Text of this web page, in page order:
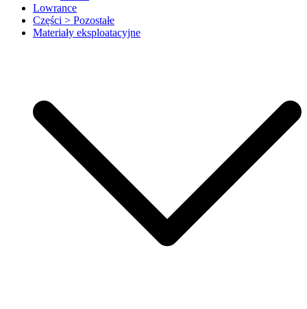
Lowrance
Części > Pozostałe
Materiały eksploatacyjne